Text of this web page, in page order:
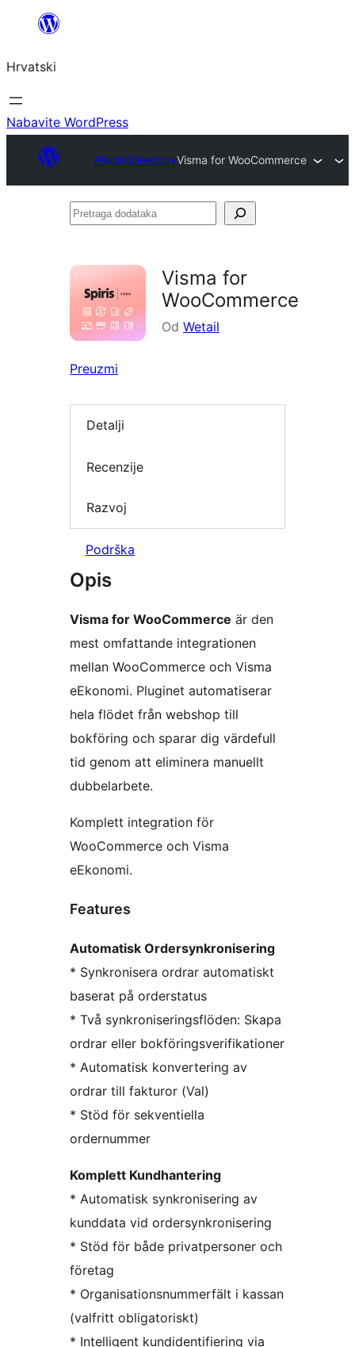
Skoči
sadržaja
Hrvatski
Nabavite WordPress
Plugin DirectoryVisma for WooCommerce
Pretraga
Visma for
WooCommerce
Od Wetail
Preuzmi
Detalji
Recenzije
Razvoj
Podrška
Opis
Visma for WooCommerce är den
mest omfattande integrationen
mellan WooCommerce och Visma
eEkonomi. Pluginet automatiserar
hela flödet från webshop till
bokföring och sparar dig värdefull
tid genom att eliminera manuellt
dubbelarbete.
Komplett integration för
WooCommerce och Visma
eEkonomi.
Features
Automatisk Ordersynkronisering
* Synkronisera ordrar automatiskt
baserat på orderstatus
* Två synkroniseringsflöden: Skapa
ordrar eller bokföringsverifikationer
* Automatisk konvertering av
ordrar till fakturor (Val)
* Stöd för sekventiella
ordernummer
Komplett Kundhantering
* Automatisk synkronisering av
kunddata vid ordersynkronisering
* Stöd för både privatpersoner och
företag
* Organisationsnummerfält i kassan
(valfritt obligatoriskt)
* Intelligent kundidentifiering via